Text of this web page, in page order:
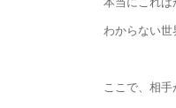
わからない世
ここで、相